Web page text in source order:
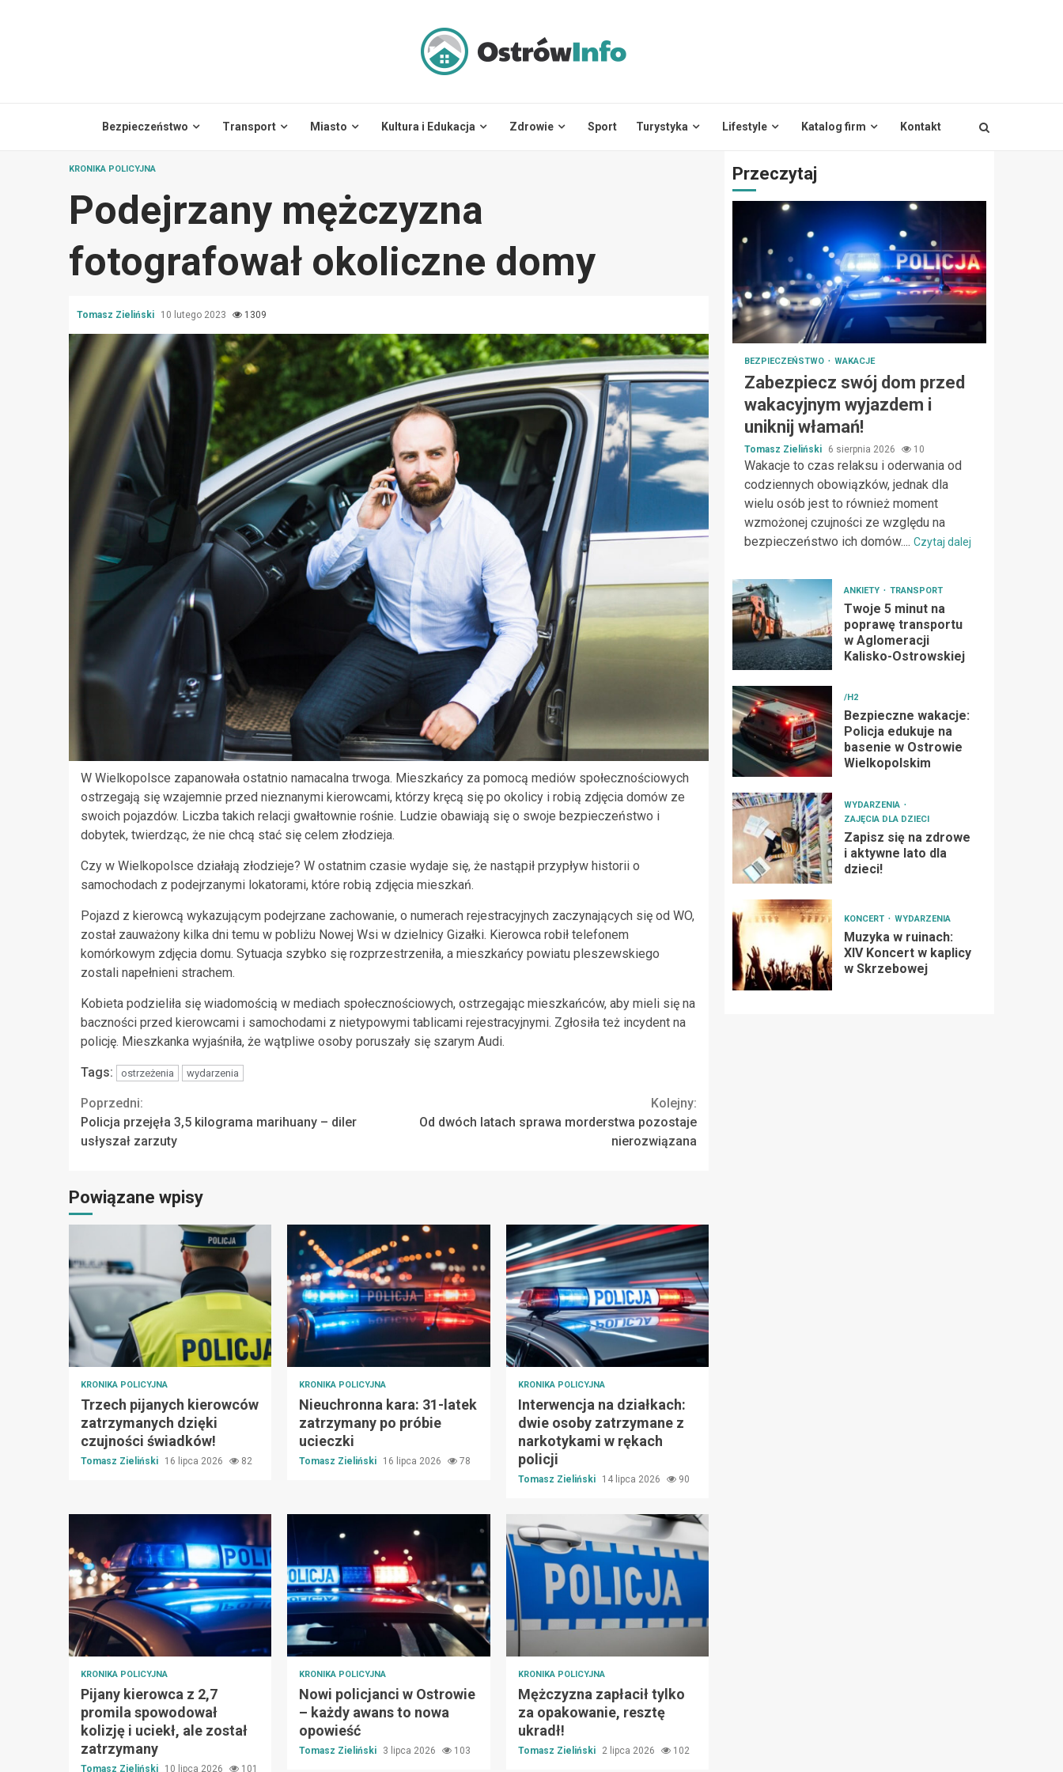
Bezpieczeństwo Transport Miasto Kultura i Edukacja Zdrowie Sport Turystyka Lifestyle Katalog firm Kontakt
KRONIKA POLICYJNA
Podejrzany mężczyzna
fotografował okoliczne domy
Tomasz Zieliński 10 lutego 2023 1309
W Wielkopolsce zapanowała ostatnio namacalna trwoga. Mieszkańcy za pomocą mediów społecznościowych
ostrzegają się wzajemnie przed nieznanymi kierowcami, którzy kręcą się po okolicy i robią zdjęcia domów ze
swoich pojazdów. Liczba takich relacji gwałtownie rośnie. Ludzie obawiają się o swoje bezpieczeństwo i
dobytek, twierdząc, że nie chcą stać się celem złodzieja.
Czy w Wielkopolsce działają złodzieje? W ostatnim czasie wydaje się, że nastąpił przypływ historii o
samochodach z podejrzanymi lokatorami, które robią zdjęcia mieszkań.
Pojazd z kierowcą wykazującym podejrzane zachowanie, o numerach rejestracyjnych zaczynających się od WO,
został zauważony kilka dni temu w pobliżu Nowej Wsi w dzielnicy Gizałki. Kierowca robił telefonem
komórkowym zdjęcia domu. Sytuacja szybko się rozprzestrzeniła, a mieszkańcy powiatu pleszewskiego
zostali napełnieni strachem.
Kobieta podzieliła się wiadomością w mediach społecznościowych, ostrzegając mieszkańców, aby mieli się na
baczności przed kierowcami i samochodami z nietypowymi tablicami rejestracyjnymi. Zgłosiła też incydent na
policję. Mieszkanka wyjaśniła, że wątpliwe osoby poruszały się szarym Audi.
Tags: ostrzeżenia wydarzenia
Continue
Reading
Poprzedni:
Policja przejęła 3,5 kilograma marihuany – diler
usłyszał zarzuty
Kolejny:
Od dwóch latach sprawa morderstwa pozostaje
nierozwiązana
Powiązane wpisy
KRONIKA POLICYJNA
Trzech pijanych kierowców
zatrzymanych dzięki
czujności świadków!
Tomasz Zieliński 16 lipca 2026 82
KRONIKA POLICYJNA
Nieuchronna kara: 31-latek
zatrzymany po próbie
ucieczki
Tomasz Zieliński 16 lipca 2026 78
KRONIKA POLICYJNA
Interwencja na działkach:
dwie osoby zatrzymane z
narkotykami w rękach
policji
Tomasz Zieliński 14 lipca 2026 90
KRONIKA POLICYJNA
Pijany kierowca z 2,7
promila spowodował
kolizję i uciekł, ale został
zatrzymany
Tomasz Zieliński 10 lipca 2026 101
KRONIKA POLICYJNA
Nowi policjanci w Ostrowie
– każdy awans to nowa
opowieść
Tomasz Zieliński 3 lipca 2026 103
KRONIKA POLICYJNA
Mężczyzna zapłacił tylko
za opakowanie, resztę
ukradł!
Tomasz Zieliński 2 lipca 2026 102
Przeczytaj
BEZPIECZEŃSTWO WAKACJE
Zabezpiecz swój dom przed
wakacyjnym wyjazdem i
uniknij włamań!
Tomasz Zieliński 6 sierpnia 2026 10
Wakacje to czas relaksu i oderwania od
codziennych obowiązków, jednak dla
wielu osób jest to również moment
wzmożonej czujności ze względu na
bezpieczeństwo ich domów.... Czytaj dalej
ANKIETY TRANSPORT
Twoje 5 minut na
poprawę transportu
w Aglomeracji
Kalisko-Ostrowskiej
/H2
Bezpieczne wakacje:
Policja edukuje na
basenie w Ostrowie
Wielkopolskim
WYDARZENIA
ZAJĘCIA DLA DZIECI
Zapisz się na zdrowe
i aktywne lato dla
dzieci!
KONCERT WYDARZENIA
Muzyka w ruinach:
XIV Koncert w kaplicy
w Skrzebowej